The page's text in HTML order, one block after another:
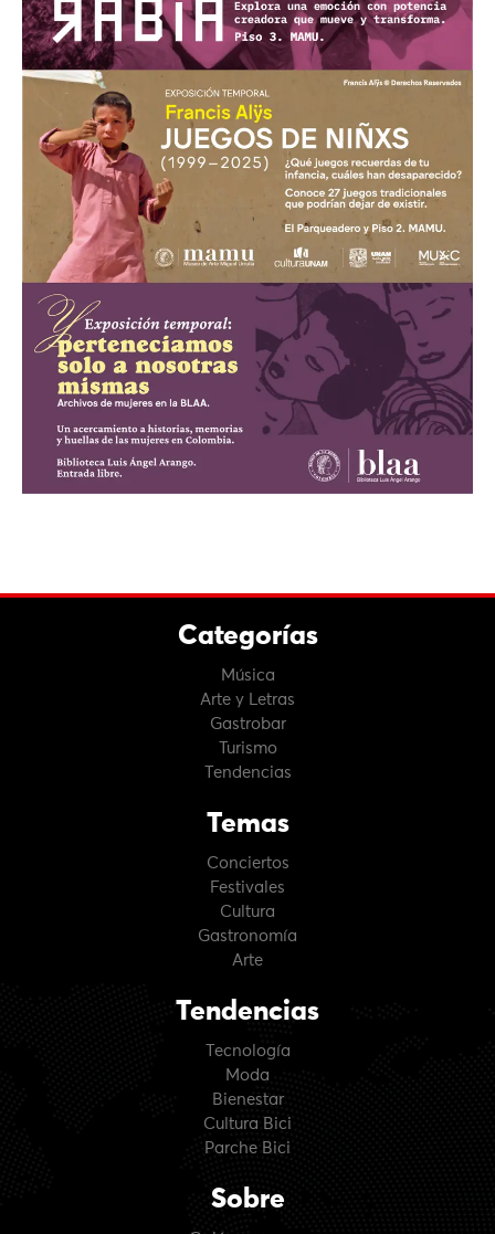
Categorías
Música
Arte y Letras
Gastrobar
Turismo
Tendencias
Temas
Conciertos
Festivales
Cultura
Gastronomía
Arte
Tendencias
Tecnología
Moda
Bienestar
Cultura Bici
Parche Bici
Sobre